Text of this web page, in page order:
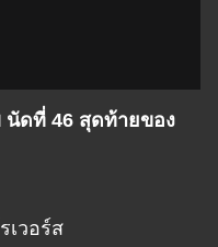
นัดที่ 46 สุดท้ายของ
เวอร์ส